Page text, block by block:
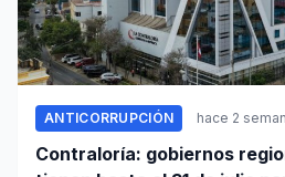
ANTICORRUPCIÓN hace 2
Contraloría: gobiernos